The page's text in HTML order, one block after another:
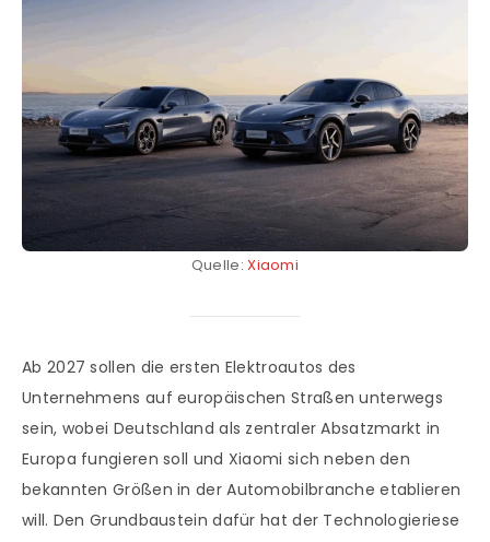
Quelle:Xiaomi
Ab 2027 sollen die ersten Elektroautos des
Unternehmens auf europäischen Straßen unterwegs
sein, wobei Deutschland als zentraler Absatzmarkt in
Europa fungieren soll und Xiaomi sich neben den
bekannten Größen in der Automobilbranche etablieren
will. Den Grundbaustein dafür hat der Technologieriese